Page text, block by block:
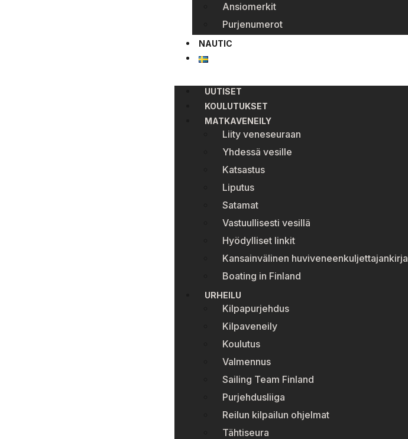
Ansiomerkit
Purjenumerot
NAUTIC
UUTISET
KOULUTUKSET
MATKAVENEILY
Liity veneseuraan
Yhdessä vesille
Katsastus
Liputus
Satamat
Vastuullisesti vesillä
Hyödylliset linkit
Kansainvälinen huviveneenkuljettajankirja
Boating in Finland
URHEILU
Kilpapurjehdus
Kilpaveneily
Koulutus
Valmennus
Sailing Team Finland
Purjehdusliiga
Reilun kilpailun ohjelmat
Tähtiseura